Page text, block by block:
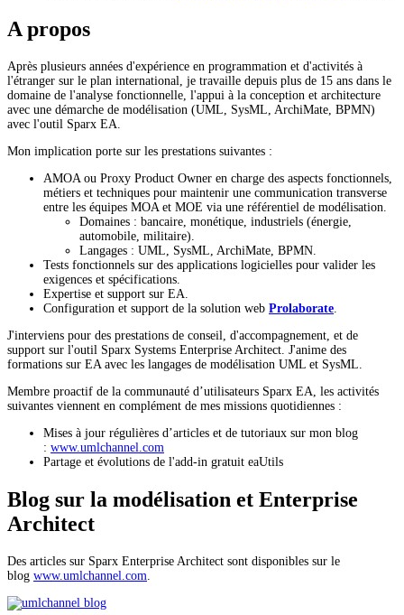
A propos
Après plusieurs années d'expérience en programmation et d'activités à
l'étranger sur le plan international, je travaille depuis plus de 15 ans dans le
domaine de l'analyse fonctionnelle, l'appui à la conception et architecture
avec une démarche de modélisation (UML, SysML, ArchiMate, BPMN)
avec l'outil Sparx EA.
Mon implication porte sur les prestations suivantes :
AMOA ou Proxy Product Owner en charge des aspects fonctionnels,
métiers et techniques pour maintenir une communication transverse
entre les équipes MOA et MOE via une référentiel de modélisation.
Domaines : bancaire, monétique, industriels (énergie,
automobile, militaire).
Langages : UML, SysML, ArchiMate, BPMN.
Tests fonctionnels sur des applications logicielles pour valider les
exigences et spécifications.
Expertise et support sur EA.
Configuration et support de la solution web Prolaborate.
J'interviens pour des prestations de conseil, d'accompagnement, et de
support sur l'outil Sparx Systems Enterprise Architect. J'anime des
formations sur EA avec les langages de modélisation UML et SysML.
Membre proactif de la communauté d’utilisateurs Sparx EA, les activités
suivantes viennent en complément de mes missions quotidiennes :
Mises à jour régulières d’articles et de tutoriaux sur mon blog
: www.umlchannel.com
Partage et évolutions de l'add-in gratuit eaUtils
Blog sur la modélisation et Enterprise
Architect
Des articles sur Sparx Enterprise Architect sont disponibles sur le
blog www.umlchannel.com